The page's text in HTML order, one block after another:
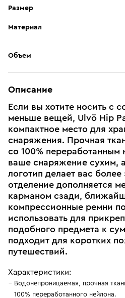
Размер
Материал
Объем
Описание
Если вы хотите носить с
меньше вещей, Ulvö Hip
компактное место для
снаряжения. Прочная
со 100% переработанным
ваше снаряжение сухим,
логотип делает вас
отделение дополняется
карманом сзади,
компрессионные ремни
использовать для
подобного предмета к
подходит для коротких
путешествий.
Характеристики:
Водонепроницаемая, прочная
100% переработанного нейлона.